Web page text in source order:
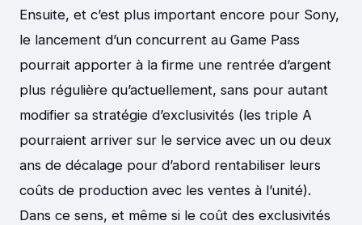
Ensuite, et c’est plus important encore pour Sony,
le lancement d’un concurrent au Game Pass
pourrait apporter à la firme une rentrée d’argent
plus régulière qu’actuellement, sans pour autant
modifier sa stratégie d’exclusivités (les triple A
pourraient arriver sur le service avec un ou deux
ans de décalage pour d’abord rentabiliser leurs
coûts de production avec les ventes à l’unité).
Dans ce sens, et même si le coût des exclusivités